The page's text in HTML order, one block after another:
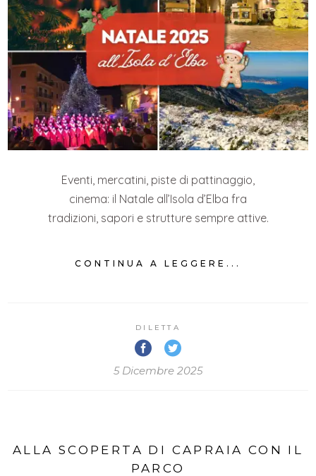
Eventi, mercatini, piste di pattinaggio,
cinema: il Natale all’Isola d’Elba fra
tradizioni, sapori e strutture sempre attive.
CONTINUA A LEGGERE...
DILETTA
5 Dicembre 2025
ALLA SCOPERTA DI CAPRAIA CON IL
PARCO